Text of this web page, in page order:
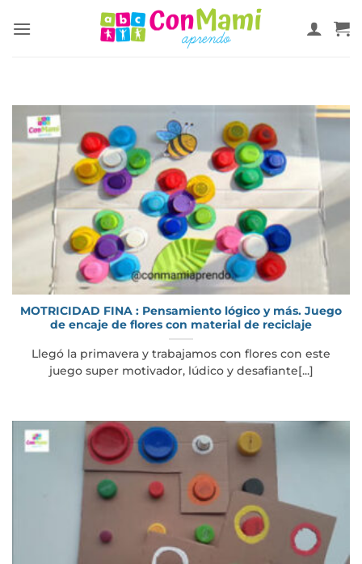
MOTRICIDAD FINA : Pensamiento lógico y más. Juego
de encaje de flores con material de reciclaje
Llegó la primavera y trabajamos con flores con este
juego super motivador, lúdico y desafiante[...]